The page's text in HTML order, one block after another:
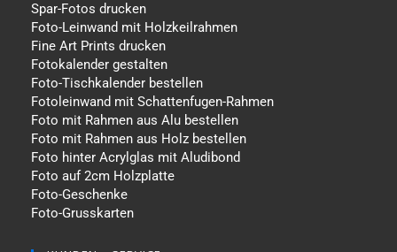
Spar-Fotos drucken
Foto-Leinwand mit Holzkeilrahmen
Fine Art Prints drucken
Fotokalender gestalten
Foto-Tischkalender bestellen
Fotoleinwand mit Schattenfugen-Rahmen
Foto mit Rahmen aus Alu bestellen
Foto mit Rahmen aus Holz bestellen
Foto hinter Acrylglas mit Aludibond
Foto auf 2cm Holzplatte
Foto-Geschenke
Foto-Grusskarten